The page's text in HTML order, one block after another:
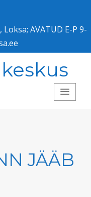
AVATUD E-P 9-
JÄÄB